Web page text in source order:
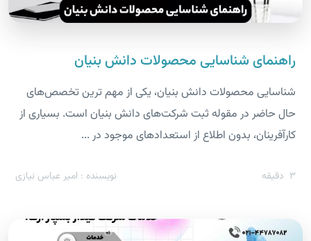
راهنمای شناسایی محصولات دانش بنیان
شناسایی محصولات دانش بنیان، یکی از مهم ترین تخصص‌های
حال حاضر در مقوله ثبت شرکت‌های دانش بنیان است. بسیاری از
کارآفرینان، بدون اطلاع از استعداد‌های موجود در ...
3 دقیقه نویسنده : امیر عباس نیازی